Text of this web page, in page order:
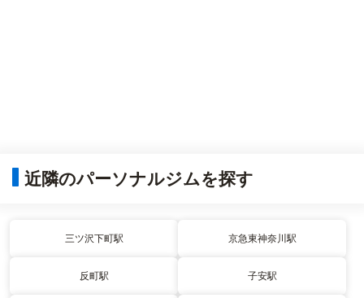
近隣のパーソナルジムを探す
三ツ沢下町駅 京急東神奈川駅
反町駅 子安駅